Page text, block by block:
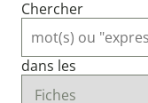
Chercher
dans les